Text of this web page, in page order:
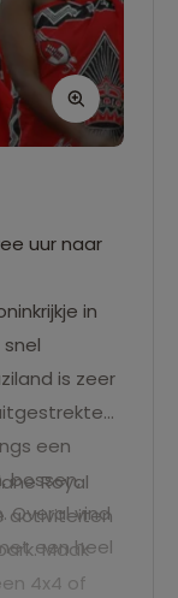
uur naar
in
is zeer
een
bossen,
Overal vind
een heel
Royal
activiteiten
Maak
4x4 of